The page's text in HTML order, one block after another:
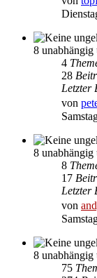
8 unabhängig
4
28
Letzter
von
8 unabhängig
8
17
Letzter
von
8
75